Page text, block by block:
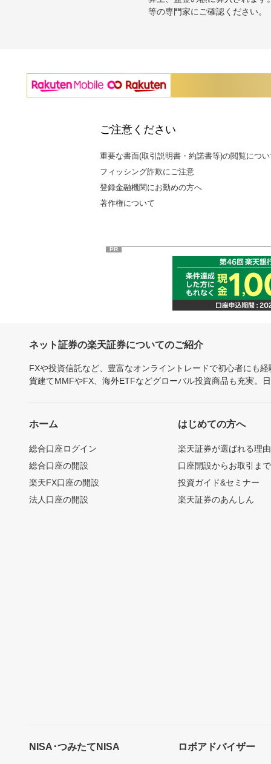
等の専門家にご確認ください。
ご注意ください
重要な書面(取引説明書・約諾書等)の閲覧につ
フィッシング詐欺にご注意
登録金融機関にお勤めの方へ
著作権について
PR
ネット証券の楽天証券についてのご紹介
FXや投資信託など、豊富なオンライントレードで初心者にも
貨建てMMFやFX、海外ETFなどグローバル投資商品も充実。
ホーム
総合口座ログイン
総合口座の開設
楽天FX口座の開設
法人口座の開設
はじめての方へ
楽天証券が選ばれる理由
口座開設からお取引ま
投資ガイド&セミナー
楽天証券のあんしん
NISA･つみたてNISA ロボアドバイザー